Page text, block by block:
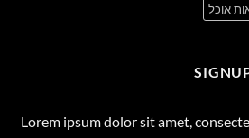
אוכל
Lorem ipsum dolor sit amet,